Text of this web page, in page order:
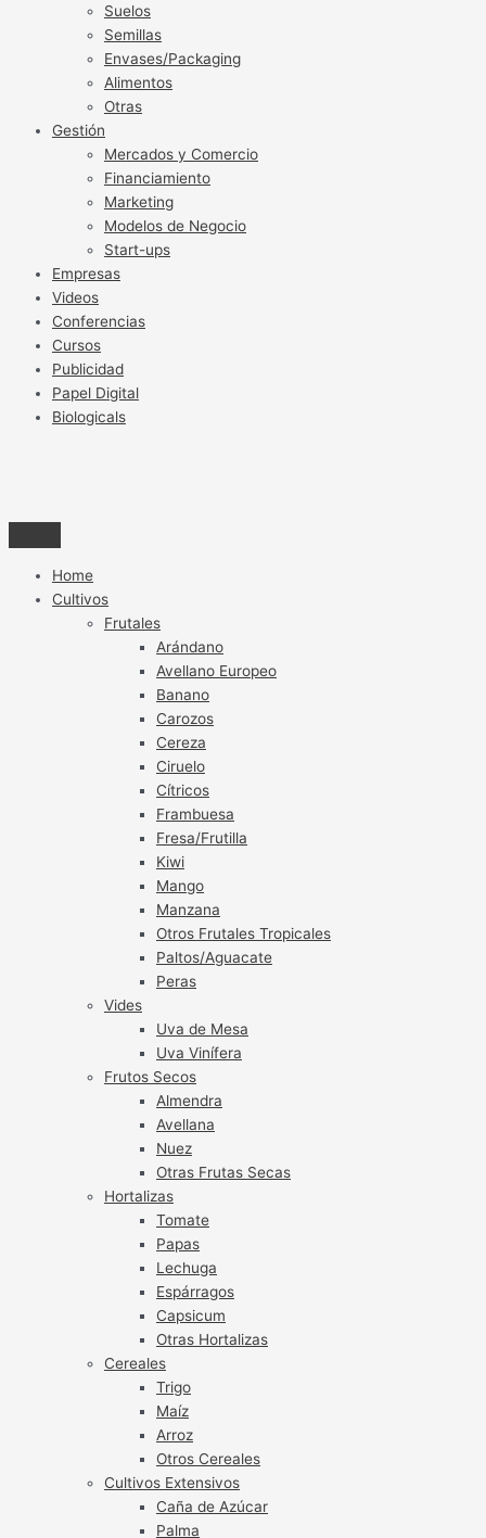
Suelos
Semillas
Envases/Packaging
Alimentos
Otras
Gestión
Mercados y Comercio
Financiamiento
Marketing
Modelos de Negocio
Start-ups
Empresas
Videos
Conferencias
Cursos
Publicidad
Papel Digital
Biologicals
Home
Cultivos
Frutales
Arándano
Avellano Europeo
Banano
Carozos
Cereza
Ciruelo
Cítricos
Frambuesa
Fresa/Frutilla
Kiwi
Mango
Manzana
Otros Frutales Tropicales
Paltos/Aguacate
Peras
Vides
Uva de Mesa
Uva Vinífera
Frutos Secos
Almendra
Avellana
Nuez
Otras Frutas Secas
Hortalizas
Tomate
Papas
Lechuga
Espárragos
Capsicum
Otras Hortalizas
Cereales
Trigo
Maíz
Arroz
Otros Cereales
Cultivos Extensivos
Caña de Azúcar
Palma